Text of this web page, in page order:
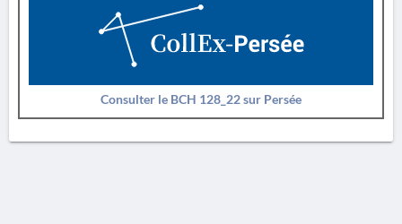
Consulter le BCH 128_22 sur Persée